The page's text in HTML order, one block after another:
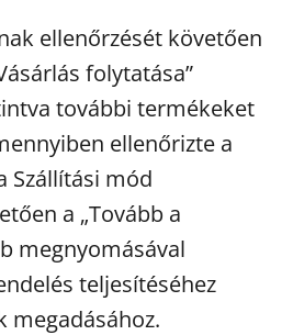
ellenőrzését követően
folytatása”
további termékeket
ellenőrizte a
Szállítási mód
a „Tovább a
megnyomásával
teljesítéséhez
megadásához.